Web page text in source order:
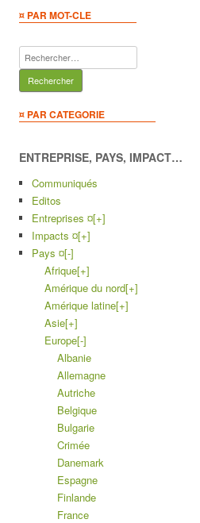
¤ PAR MOT-CLE
Rechercher :
¤ PAR CATEGORIE
ENTREPRISE, PAYS, IMPACT…
Communiqués
Editos
Entreprises ¤[+]
Impacts ¤[+]
Pays ¤[-]
Afrique[+]
Amérique du nord[+]
Amérique latine[+]
Asie[+]
Europe[-]
Albanie
Allemagne
Autriche
Belgique
Bulgarie
Crimée
Danemark
Espagne
Finlande
France